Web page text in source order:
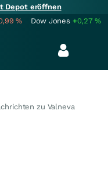
Depot eröffnen
% Dow Jones +0,27%
zu Valneva